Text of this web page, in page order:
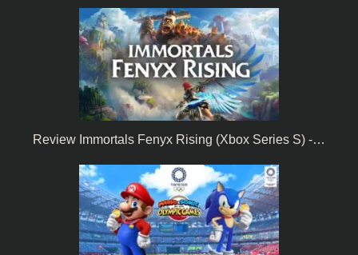
Review Immortals Fenyx Rising (Xbox Series S) -…